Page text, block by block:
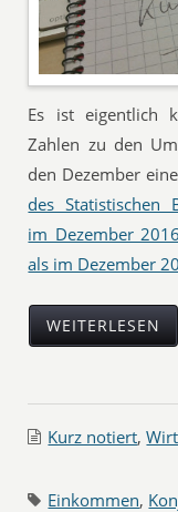
Es ist eigentlich
Zahlen zu den
den Dezember
des Statistischen
im Dezember
als im Dezember
WEITERLESEN
Kurz notiert,
Einkommen,